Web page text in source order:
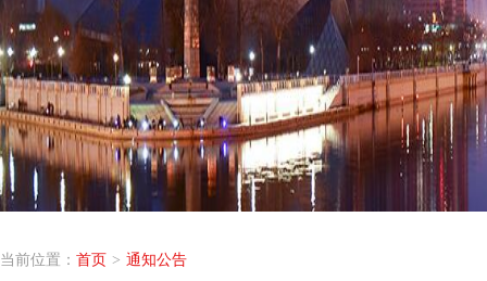
当前位置： 首页 > 通知公告